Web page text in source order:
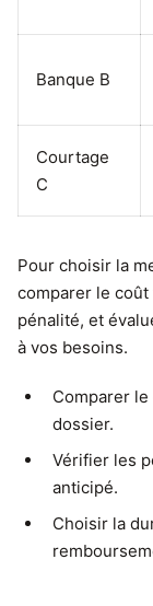
Banque B
Courtage
C
Pour choisir la
comparer le
pénalité, et
à vos besoins.
Comparer
dossier.
Vérifier les
anticipé.
Choisir la